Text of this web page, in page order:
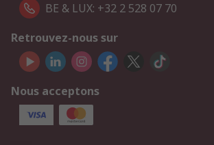
BE & LUX: +32 2 528 07 70
Retrouvez-nous sur
Nous acceptons